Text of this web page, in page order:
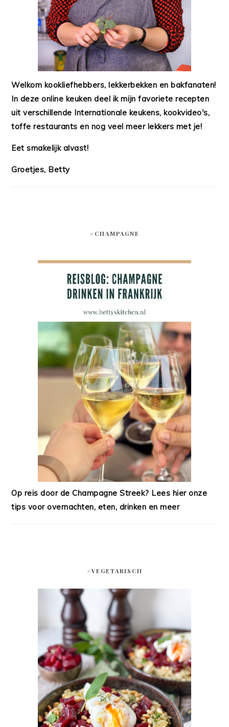
Welkom kookliefhebbers, lekkerbekken en bakfanaten!
In deze online keuken deel ik mijn favoriete recepten
uit verschillende Internationale keukens, kookvideo's,
toffe restaurants en nog veel meer lekkers met je!
Eet smakelijk alvast!
Groetjes, Betty
#CHAMPAGNE
Op reis door de Champagne Streek? Lees hier onze
tips voor overnachten, eten, drinken en meer
#VEGETARISCH